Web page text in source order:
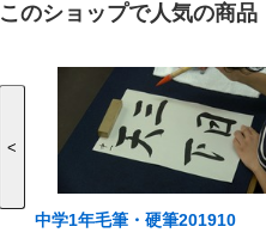
このショップで人気の商品
<
中学1年毛筆・硬筆201910